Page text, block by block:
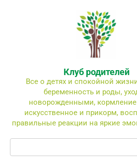
Клуб родителей
Все о детях и спокойной
беременность и роды,
новорожденными, кормление
искусственное и прикорм,
правильные реакции на яркие
Поиск: